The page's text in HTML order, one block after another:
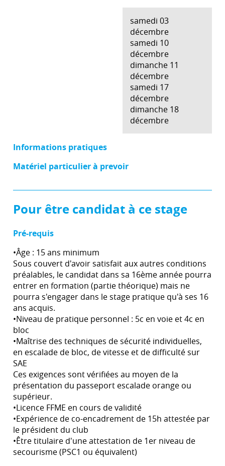
samedi 03
décembre
samedi 10
décembre
dimanche 11
décembre
samedi 17
décembre
dimanche 18
décembre
Informations pratiques
Matériel particulier à prevoir
Pour être candidat à ce stage
Pré-requis
•Âge : 15 ans minimum
Sous couvert d'avoir satisfait aux autres conditions
préalables, le candidat dans sa 16ème année pourra
entrer en formation (partie théorique) mais ne
pourra s'engager dans le stage pratique qu'à ses 16
ans acquis.
•Niveau de pratique personnel : 5c en voie et 4c en
bloc
•Maîtrise des techniques de sécurité individuelles,
en escalade de bloc, de vitesse et de difficulté sur
SAE
Ces exigences sont vérifiées au moyen de la
présentation du passeport escalade orange ou
supérieur.
•Licence FFME en cours de validité
•Expérience de co-encadrement de 15h attestée par
le président du club
•Être titulaire d'une attestation de 1er niveau de
secourisme (PSC1 ou équivalent)